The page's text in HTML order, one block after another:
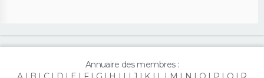
Annuaire des membres :